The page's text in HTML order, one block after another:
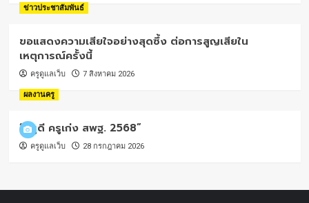
ข่าวประชาสัมพันธ์
ขอแสดงความเสียใจอย่างสุดซึ้ง ต่อการสูญเสียใน
เหตุการณ์ครั้งนี้
ครูดูแลเว็บ 7 สิงหาคม 2026
ผลงานครู
“ครูดี ครูเก่ง สพฐ. 2568”
ครูดูแลเว็บ 28 กรกฎาคม 2026